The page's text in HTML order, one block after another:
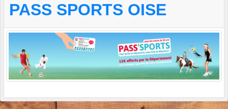
PASS SPORTS OISE